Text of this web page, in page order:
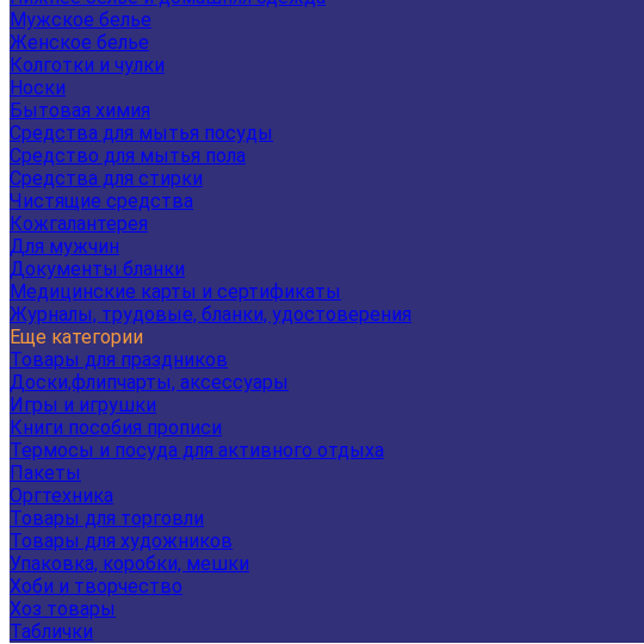
Мужское белье
Женское белье
Колготки и чулки
Носки
Бытовая химия
Средства для мытья посуды
Средство для мытья пола
Средства для стирки
Чистящие средства
Кожгалантерея
Для мужчин
Документы бланки
Медицинские карты и сертификаты
Журналы, трудовые, бланки, удостоверения
Еще категории
Товары для праздников
Доски,флипчарты, аксессуары
Игры и игрушки
Книги пособия прописи
Термосы и посуда для активного отдыха
Пакеты
Оргтехника
Товары для торговли
Товары для художников
Упаковка, коробки, мешки
Хоби и творчество
Хоз товары
Таблички